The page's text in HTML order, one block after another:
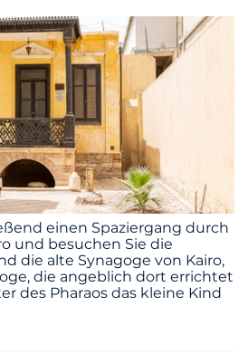
einen Spaziergang durch
und besuchen Sie die
die alte Synagoge von Kairo,
die angeblich dort errichtet
des Pharaos das kleine Kind